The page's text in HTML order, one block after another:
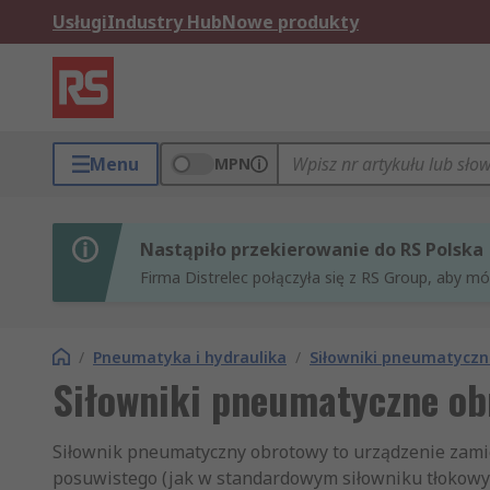
UsługiIndustry HubNowe produkty
Menu MPN
Nastąpiło przekierowanie do RS Polska
Firma Distrelec połączyła się z RS Group, aby
/ Pneumatyka i hydraulika / Siłowniki
Siłowniki pneumatyczne
Siłownik pneumatyczny obrotowy to urządzenie
posuwistego (jak w standardowym siłowniku